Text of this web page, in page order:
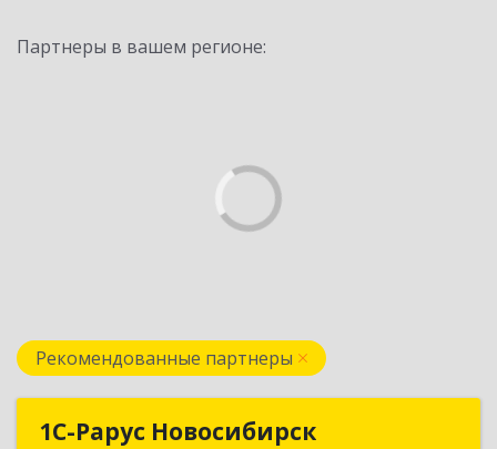
Партнеры в вашем регионе:
Рекомендованные партнеры
1С-Рарус Новосибирск
1С-Рарус Новосибирск